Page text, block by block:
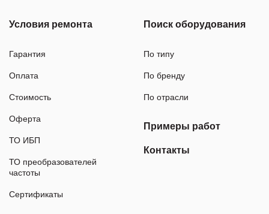
Условия ремонта
Гарантия
Оплата
Стоимость
Оферта
ТО ИБП
ТО преобразователей
частоты
Сертификаты
Поиск оборудования
По типу
По бренду
По отрасли
Примеры работ
Контакты